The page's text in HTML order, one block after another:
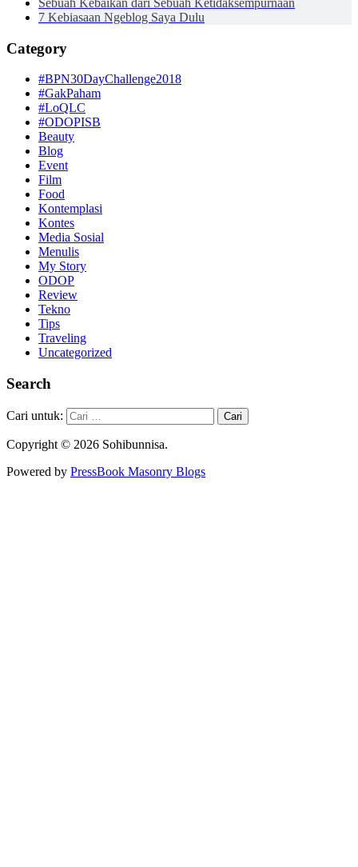
7 Kebiasaan Ngeblog Saya Dulu
Category
#BPN30DayChallenge2018
#GakPaham
#LoQLC
#ODOPISB
Beauty
Blog
Event
Film
Food
Kontemplasi
Kontes
Media Sosial
Menulis
My Story
ODOP
Review
Tekno
Tips
Traveling
Uncategorized
Search
Cari untuk:
Copyright © 2026 Sohibunnisa.
Powered by PressBook Masonry Blogs